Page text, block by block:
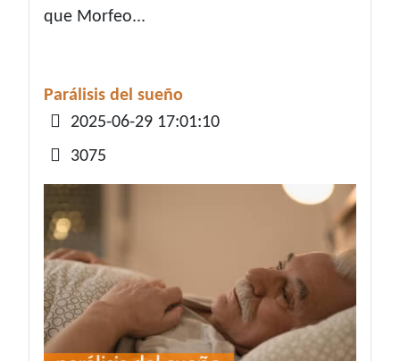
que Morfeo...
Parálisis del sueño
Detalles
2025-06-29 17:01:10
3075